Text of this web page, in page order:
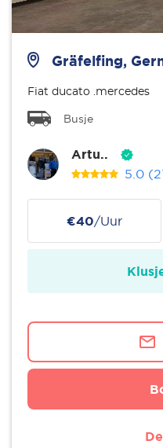
Gräfelfing,
Fiat ducato .mercedes
Busje
Artu..
5.0
€40/Uur